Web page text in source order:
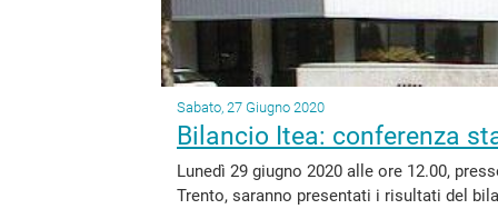
Sabato, 27 Giugno 2020
Bilancio Itea: conferenza
Lunedì 29 giugno 2020 alle ore 12.00,
Trento, saranno presentati i risultati del